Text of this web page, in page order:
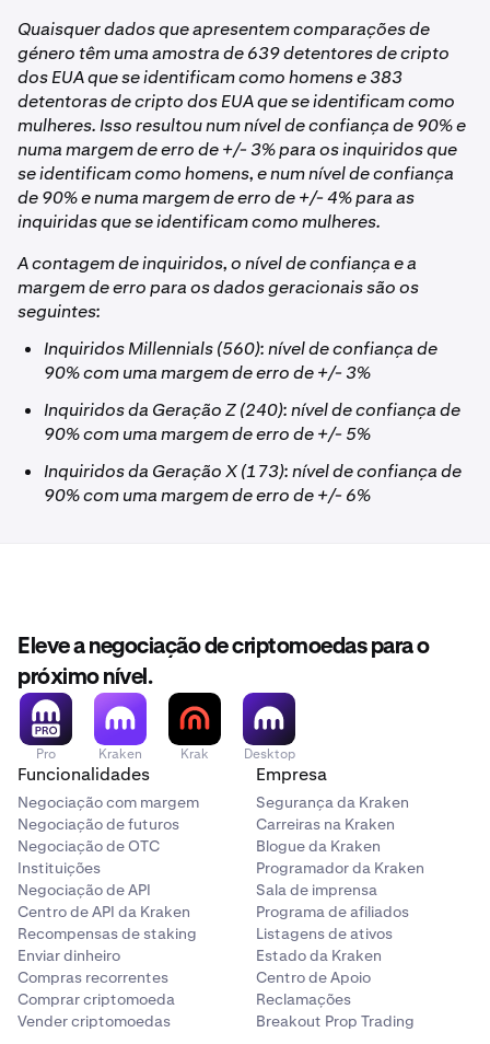
Quaisquer dados que apresentem comparações de
género têm uma amostra de 639 detentores de cripto
dos EUA que se identificam como homens e 383
detentoras de cripto dos EUA que se identificam como
mulheres. Isso resultou num nível de confiança de 90% e
numa margem de erro de +/- 3% para os inquiridos que
se identificam como homens, e num nível de confiança
de 90% e numa margem de erro de +/- 4% para as
inquiridas que se identificam como mulheres.
A contagem de inquiridos, o nível de confiança e a
margem de erro para os dados geracionais são os
seguintes:
Inquiridos Millennials (560): nível de confiança de
90% com uma margem de erro de +/- 3%
Inquiridos da Geração Z (240): nível de confiança de
90% com uma margem de erro de +/- 5%
Inquiridos da Geração X (173): nível de confiança de
90% com uma margem de erro de +/- 6%
Eleve a negociação de criptomoedas para o
próximo nível.
Pro Kraken Krak Desktop
Funcionalidades
Negociação com margem
Negociação de futuros
Negociação de OTC
Instituições
Negociação de API
Centro de API da Kraken
Recompensas de staking
Enviar dinheiro
Compras recorrentes
Comprar criptomoeda
Vender criptomoedas
Empresa
Segurança da Kraken
Carreiras na Kraken
Blogue da Kraken
Programador da Kraken
Sala de imprensa
Programa de afiliados
Listagens de ativos
Estado da Kraken
Centro de Apoio
Reclamações
Breakout Prop Trading